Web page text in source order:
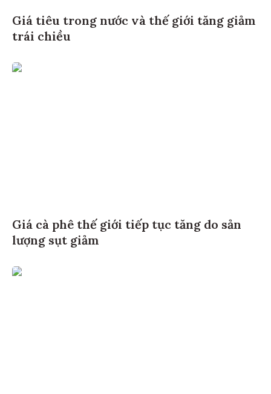
Giá tiêu trong nước và thế giới tăng giảm
trái chiều
Giá cà phê thế giới tiếp tục tăng do sản
lượng sụt giảm